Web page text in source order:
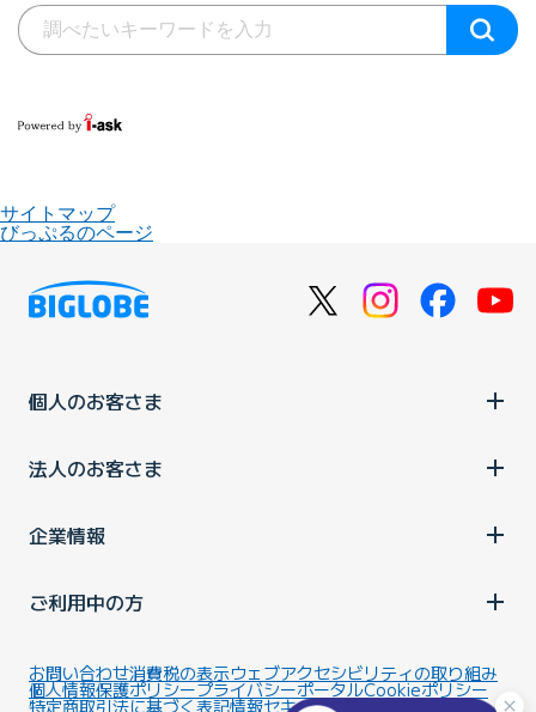
サイトマップ
びっぷるのページ
個人のお客さま
法人のお客さま
企業情報
ご利用中の方
お問い合わせ消費税の表示ウェブアクセシビリティの取り組み
個人情報保護ポリシープライバシーポータルCookieポリシー
特定商取引法に基づく表記情報セキュリティ基本方針